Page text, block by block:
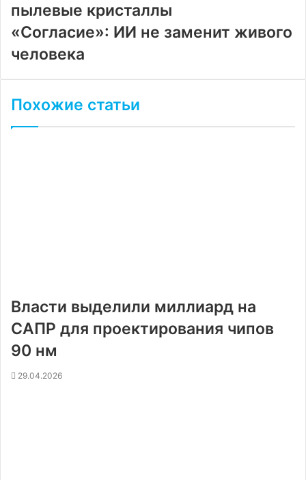
пылевые кристаллы
«Согласие»: ИИ не заменит живого
человека
Похожие статьи
Власти выделили миллиард на
САПР для проектирования чипов
90 нм
29.04.2026